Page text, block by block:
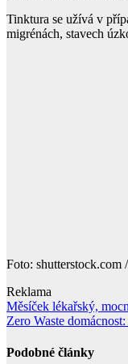
Tinktura se užívá v
migrénách, stavech
Foto: shutterstock.com
Reklama
Navigace
pro
příspěvek
Měsíček lékařský,
Zero Waste
Podobné články